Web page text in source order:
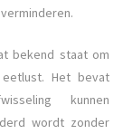
bekend staat om
Het bevat
kunnen
wordt zonder